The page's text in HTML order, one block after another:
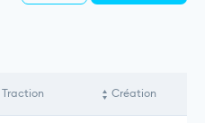
Traction Création